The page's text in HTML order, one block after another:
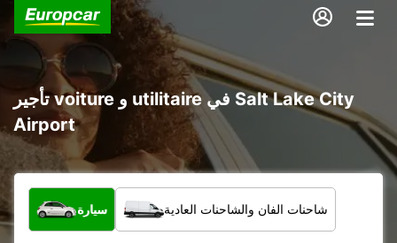
تأجير voiture و utilitaire في Salt Lake City
Airport
ما نوع المركبة؟
سيارة شاحنات الفان والشاحنات العادية